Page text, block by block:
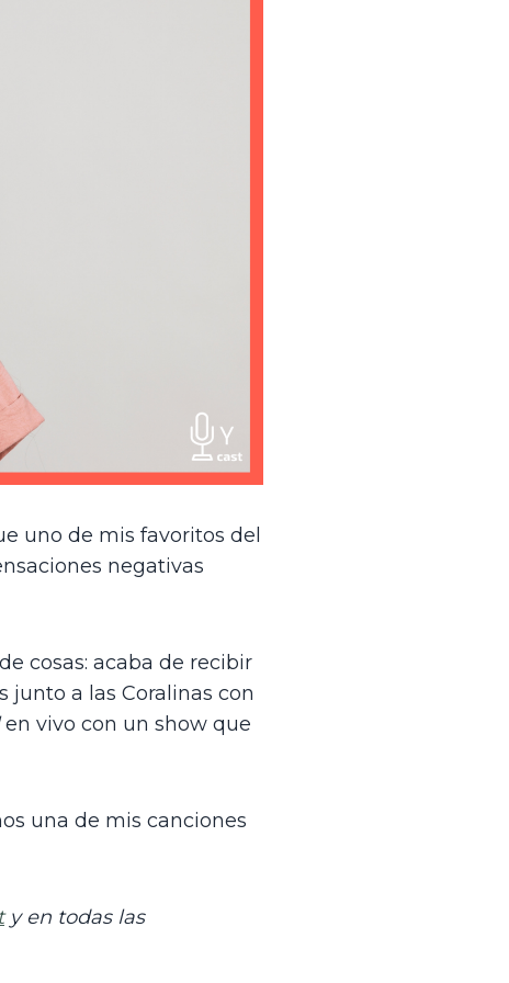
uno de mis favoritos del
negativas
cosas: acaba de recibir
junto a las Coralinas con
en vivo con un show que
una de mis canciones
y en todas las